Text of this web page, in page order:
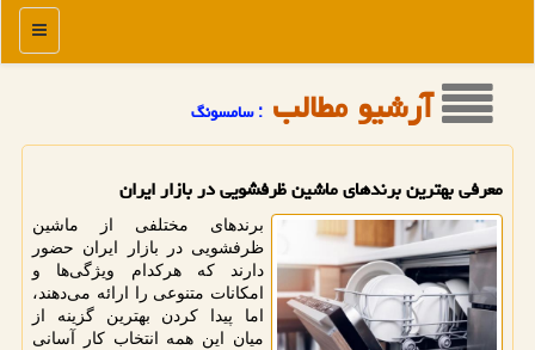
منو
آرشیو مطالب : سامسونگ
معرفی بهترین برندهای ماشین ظرفشویی در بازار ایران
برندهای مختلفی از ماشین
ظرفشویی در بازار ایران حضور
دارند که هرکدام ویژگی‌ها و
امکانات متنوعی را ارائه می‌دهند،
اما پیدا کردن بهترین گزینه از
میان این همه انتخاب کار آسانی